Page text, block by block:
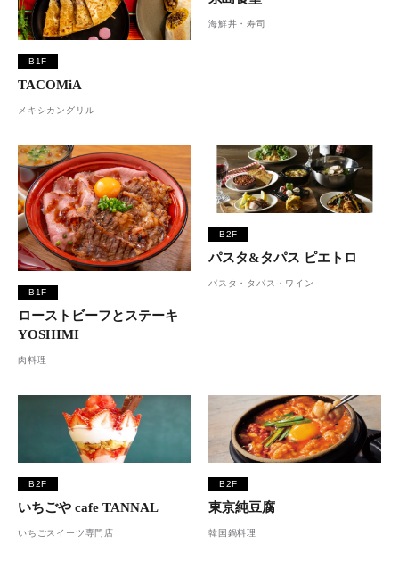
B1F
TACOMiA
メキシカングリル
海鮮丼・寿司
B1F
ローストビーフとステーキ
YOSHIMI
肉料理
B2F
パスタ&タパス ピエトロ
パスタ・タパス・ワイン
B2F
いちごや cafe TANNAL
いちごスイーツ専門店
B2F
東京純豆腐
韓国鍋料理